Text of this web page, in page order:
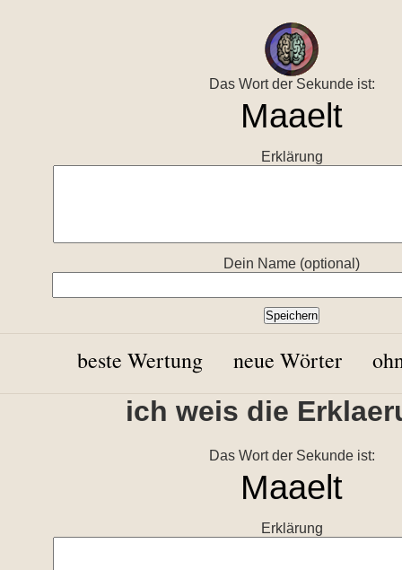
Das Wort der Sekunde ist:
Erklärung
Dein Name (optional)
beste Wertung neue Wörter
ich weis die
Das Wort der Sekunde ist:
Erklärung